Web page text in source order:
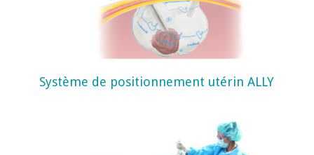
Système de positionnement utérin ALLY